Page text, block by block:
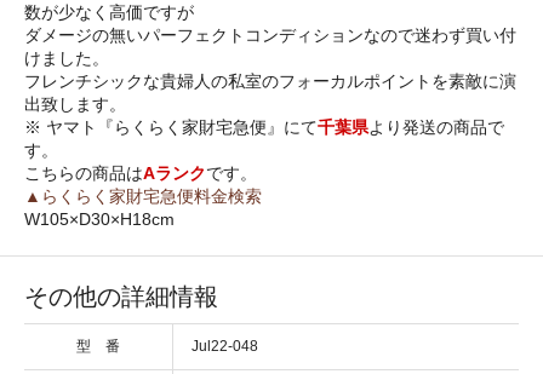
数が少なく高価ですが
ダメージの無いパーフェクトコンディションなので迷わず買い付
けました。
フレンチシックな貴婦人の私室のフォーカルポイントを素敵に演
出致します。
※ ヤマト『らくらく家財宅急便』にて千葉県より発送の商品で
す。
こちらの商品はAランクです。
▲らくらく家財宅急便料金検索
W105×D30×H18cm
その他の詳細情報
型 番 Jul22-048